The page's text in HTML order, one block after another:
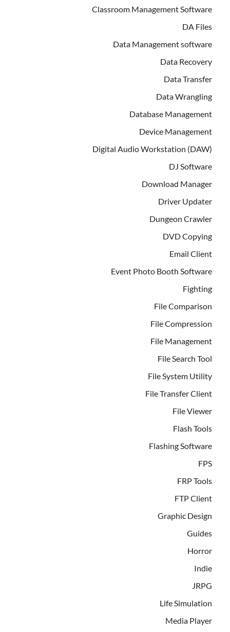
Classroom Management Software
DA Files
Data Management software
Data Recovery
Data Transfer
Data Wrangling
Database Management
Device Management
Digital Audio Workstation (DAW)
DJ Software
Download Manager
Driver Updater
Dungeon Crawler
DVD Copying
Email Client
Event Photo Booth Software
Fighting
File Comparison
File Compression
File Management
File Search Tool
File System Utility
File Transfer Client
File Viewer
Flash Tools
Flashing Software
FPS
FRP Tools
FTP Client
Graphic Design
Guides
Horror
Indie
JRPG
Life Simulation
Media Player